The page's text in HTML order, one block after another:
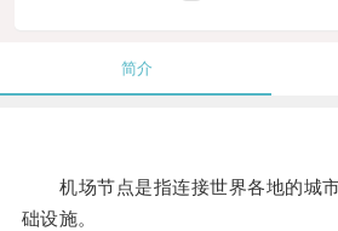
简介
机场节点是指连接世界各地的城市
础设施。